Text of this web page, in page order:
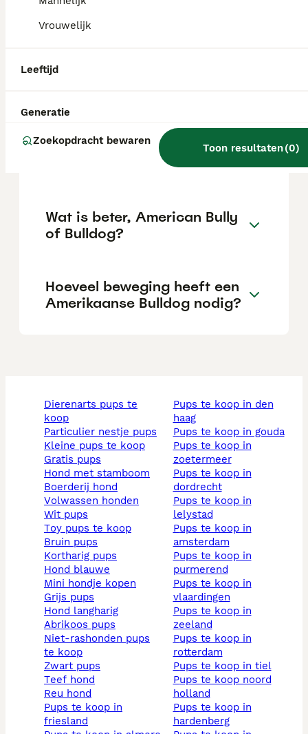
Vrouwelijk
Leeftijd
Generatie
Zoekopdracht bewaren
Toon resultaten(0)
Is een Amerikaanse bulldog
een goed huisdier?
Wat is de levensverwachting
van een Amerikaanse
Wat is beter, American Bully
of Bulldog?
Hoeveel beweging heeft een
Amerikaanse Bulldog nodig?
dierenarts pups te
koop
particulier nestje pups
kleine pups te koop
gratis pups
hond met stamboom
boerderij hond
volwassen honden
wit pups
toy pups te koop
bruin pups
kortharig pups
hond blauwe
mini hondje kopen
grijs pups
hond langharig
abrikoos pups
niet-rashonden pups
te koop
zwart pups
teef hond
reu hond
pups te koop in
friesland
pups te koop in den
haag
pups te koop in gouda
pups te koop in
zoetermeer
pups te koop in
dordrecht
pups te koop in
lelystad
pups te koop in
amsterdam
pups te koop in
purmerend
pups te koop in
vlaardingen
pups te koop in
zeeland
pups te koop in
rotterdam
pups te koop in tiel
pups te koop noord
holland
pups te koop in
hardenberg